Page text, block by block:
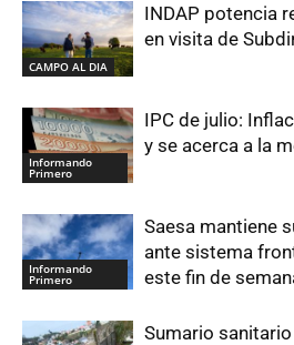
CAMPO AL DIA
INDAP potencia
en visita de
Informando
Primero
IPC de julio:
y se acerca a la
Informando
Primero
Saesa mantiene
ante sistema
este fin de
Sumario